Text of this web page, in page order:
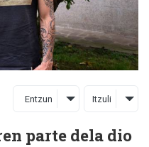
Entzun Itzuli
parte dela dio